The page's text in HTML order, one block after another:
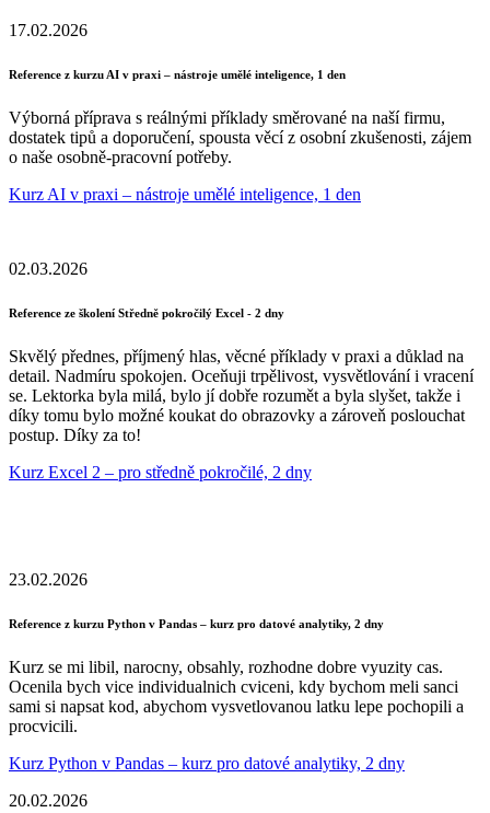
17.02.2026
Reference z kurzu AI v praxi – nástroje umělé inteligence, 1 den
Výborná příprava s reálnými příklady směrované na naší firmu,
dostatek tipů a doporučení, spousta věcí z osobní zkušenosti, zájem
o naše osobně-pracovní potřeby.
Kurz AI v praxi – nástroje umělé inteligence, 1 den
02.03.2026
Reference ze školení Středně pokročilý Excel - 2 dny
Skvělý přednes, příjmený hlas, věcné příklady v praxi a důklad na
detail. Nadmíru spokojen. Oceňuji trpělivost, vysvětlování i vracení
se. Lektorka byla milá, bylo jí dobře rozumět a byla slyšet, takže i
díky tomu bylo možné koukat do obrazovky a zároveň poslouchat
postup. Díky za to!
Kurz Excel 2 – pro středně pokročilé, 2 dny
23.02.2026
Reference z kurzu Python v Pandas – kurz pro datové analytiky, 2 dny
Kurz se mi libil, narocny, obsahly, rozhodne dobre vyuzity cas.
Ocenila bych vice individualnich cviceni, kdy bychom meli sanci
sami si napsat kod, abychom vysvetlovanou latku lepe pochopili a
procvicili.
Kurz Python v Pandas – kurz pro datové analytiky, 2 dny
20.02.2026